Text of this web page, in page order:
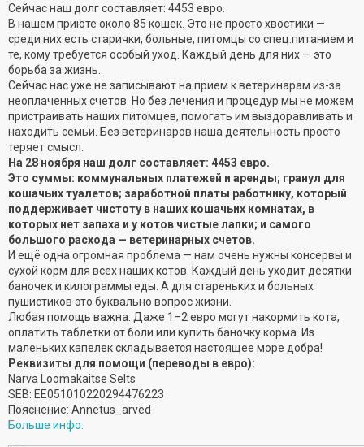
Сейчас наш долг составляет: 4453 евро.
В нашем приюте около 85 кошек. Это не просто хвостики —
среди них есть старички, больные, питомцы со спец.питанием и
те, кому требуется особый уход. Каждый день для них — это
борьба за жизнь.
Сейчас нас уже не записывают на прием к ветеринарам из-за
неоплаченных счетов. Но без лечения и процедур мы не можем
пристраивать наших питомцев, помогать им выздоравливать и
находить семьи. Без ветеринаров наша деятельность просто
теряет смысл.
На 28 ноября наш долг составляет: 4453 евро.
Это суммы: коммунальных платежей и аренды; гранул для
кошачьих туалетов; заработной платы работнику, который
поддерживает чистоту в наших кошачьих комнатах, в
которых нет запаха и у котов чистые лапки; и самого
большого расхода — ветеринарных счетов.
И ещё одна огромная проблема — нам очень нужны консервы и
сухой корм для всех наших котов. Каждый день уходит десятки
баночек и килограммы еды. А для стареньких и больных
пушистиков это буквально вопрос жизни.
Любая помощь важна. Даже 1–2 евро могут накормить кота,
оплатить таблетки от боли или купить баночку корма. Из
маленьких капелек складывается настоящее море добра!
Реквизиты для помощи (переводы в евро):
Narva Loomakaitse Selts
SEB: EE051010220294476223
Пояснение: Annetus_arved
Больше инфо: